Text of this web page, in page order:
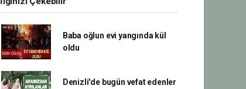
Baba oğlun evi yangında kül
oldu
Denizli'de bugün vefat edenler